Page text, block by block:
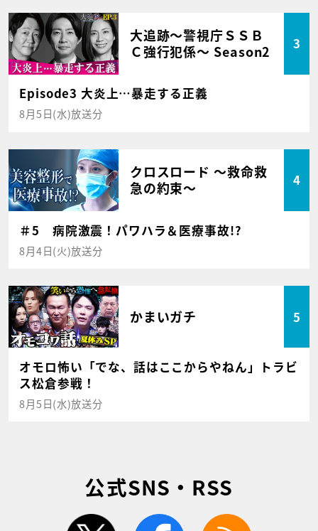
大追跡～警視庁ＳＳＢ
Ｃ強行犯係～ Season2
3
Episode3 大炎上…暴走する正義
8月5日(水)放送分
クロスロード ～救命救
急の約束～
4
＃5 病院激震！パワハラ＆医療事故!?
8月4日(火)放送分
かまいガチ 5
オモロ怖い「でな、話はここからやねん」トラビ
ス松倉参戦！
8月5日(水)放送分
公式SNS・RSS
twitter facebook